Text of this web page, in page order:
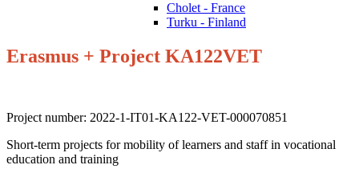
Cholet - France
Turku - Finland
Erasmus + Project KA122VET
Project number: 2022-1-IT01-KA122-VET-000070851
Short-term projects for mobility of learners and staff in vocational
education and training